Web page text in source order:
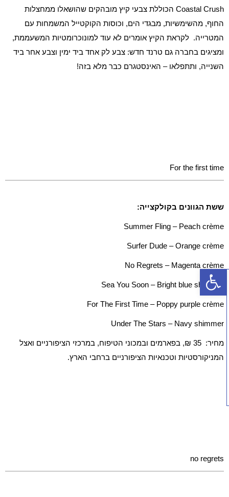
Coastal Crush הכוללת צבעי קיץ מובהקים שהושאלו ממחצלות
החוף, מהשימשיות, מבגדי הים, וכוסות הקוקטייל המשמחות עם
המטרייה. לקראת הקיץ אומרים לא עוד למונוכרומטיות המשעממת,
ומציגים בחברה גם טרנד חדש: צבע לק אחד ביד ימין וצבע אחר ביד
השנייה, ותתפלאו – האינסטגרם כבר מלא בזה!
For the first time
ששת הגוונים בקולקצייה:
Summer Fling – Peach crème
Surfer Dude – Orange crème
No Regrets – Magenta crème
Sea You Soon – Bright blue shimmer
For The First Time – Poppy purple crème
Under The Stars – Navy shimmer
מחיר: 35 ₪, בפארמים ובמכוני הטיפוח, במרכזי הציפורניים ואצל
המניקורסטיות וטכנאיות הציפורניים ברחבי הארץ.
no regrets
פתח סרגל נגישות